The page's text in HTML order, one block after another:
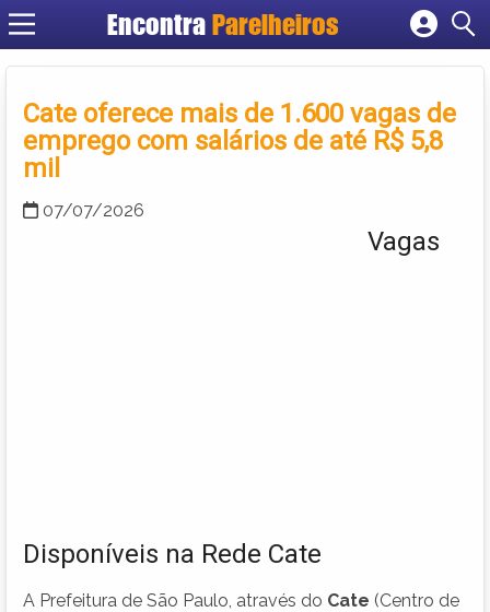
Encontra Parelheiros
Cadastrar empresa
Criar conta
Cate oferece mais de 1.600 vagas de
emprego com salários de até R$ 5,8
mil
07/07/2026
Vagas
Disponíveis na Rede Cate
A Prefeitura de São Paulo, através do Cate (Centro de